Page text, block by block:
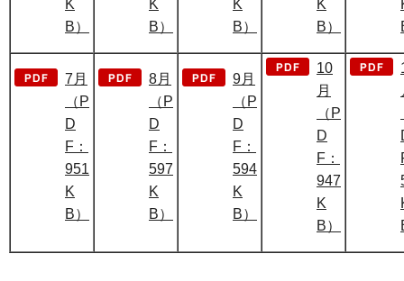
K
B）
K
B）
K
B）
K
B）
7月
（P
D
F：
951
K
B）
8月
（P
D
F：
597
K
B）
9月
（P
D
F：
594
K
B）
10
月
（P
D
F：
947
K
B）